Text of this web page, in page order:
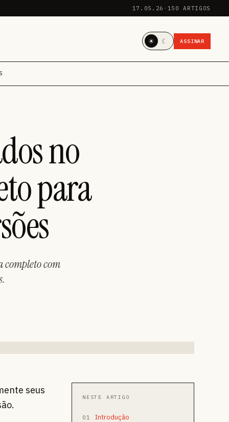
17.05.26 · 150 ARTIGOS
☀ ☾ ASSINAR
no
para
completo com
seus
NESTE ARTIGO
01 Introdução